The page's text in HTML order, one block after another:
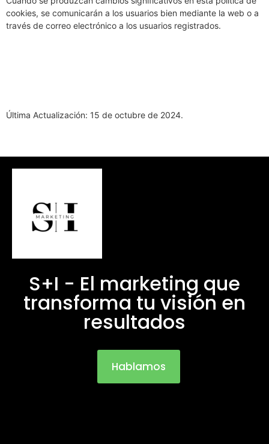
cookies, se comunicarán a los usuarios bien mediante la web o a
través de correo electrónico a los usuarios registrados.
Última Actualización: 15 de octubre de 2024.
S+I - El marketing que
transforma tu visión en
resultados
Hablamos